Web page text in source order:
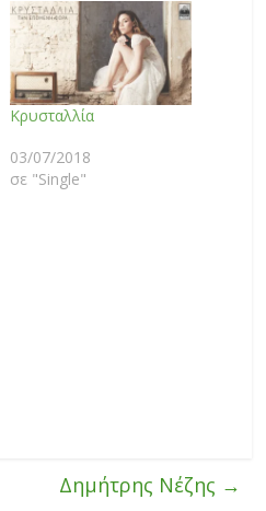
Κρυσταλλία
03/07/2018
σε "Single"
Δημήτρης Νέζης →